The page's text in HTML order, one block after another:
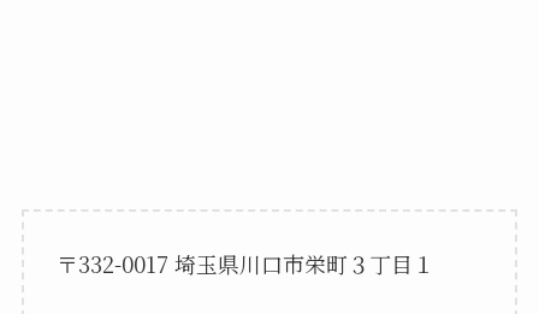
〒332-0017 埼玉県川口市栄町３丁目１